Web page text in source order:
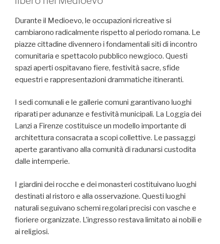
Durante il Medioevo, le occupazioni ricreative si
cambiarono radicalmente rispetto al periodo romana. Le
piazze cittadine divennero i fondamentali siti di incontro
comunitaria e spettacolo pubblico newgioco. Questi
spazi aperti ospitavano fiere, festività sacre, sfide
equestri e rappresentazioni drammatiche itineranti.
I sedi comunali e le gallerie comuni garantivano luoghi
riparati per adunanze e festività municipali. La Loggia dei
Lanzi a Firenze costituisce un modello importante di
architettura consacrata a scopi collettive. Le passaggi
aperte garantivano alla comunità di radunarsi custodita
dalle intemperie.
I giardini dei rocche e dei monasteri costituivano luoghi
destinati al ristoro e alla osservazione. Questi luoghi
naturali seguivano schemi regolari precisi con vasche e
fioriere organizzate. L’ingresso restava limitato ai nobili e
ai religiosi.